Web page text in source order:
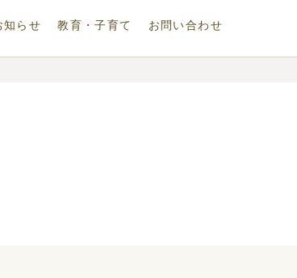
知らせ 教育・子育て お問い合わせ